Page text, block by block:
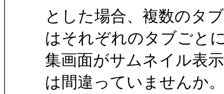
とした場合、複数のタ
はそれぞれのタブごと
集画面がサムネイル表
は間違っていませんか